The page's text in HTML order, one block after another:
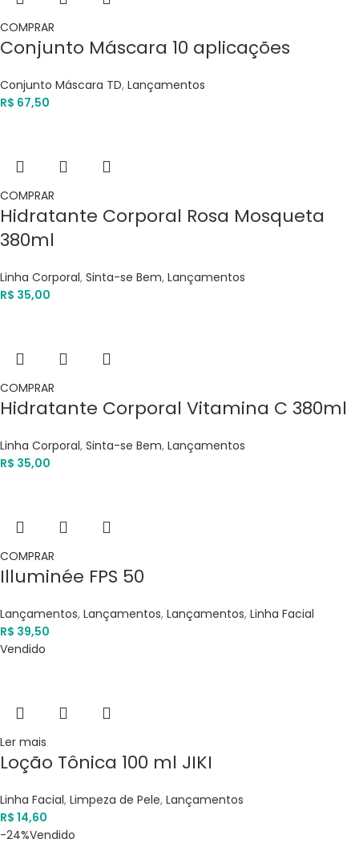
COMPRAR
Conjunto Máscara 10 aplicações
Conjunto Máscara TD, Lançamentos
R$ 67,50
COMPRAR
Hidratante Corporal Rosa Mosqueta
380ml
Linha Corporal, Sinta-se Bem, Lançamentos
R$ 35,00
COMPRAR
Hidratante Corporal Vitamina C 380ml
Linha Corporal, Sinta-se Bem, Lançamentos
R$ 35,00
COMPRAR
Illuminée FPS 50
Lançamentos, Lançamentos, Lançamentos, Linha Facial
R$ 39,50
Vendido
Ler mais
Loção Tônica 100 ml JIKI
Linha Facial, Limpeza de Pele, Lançamentos
R$ 14,60
-24%Vendido